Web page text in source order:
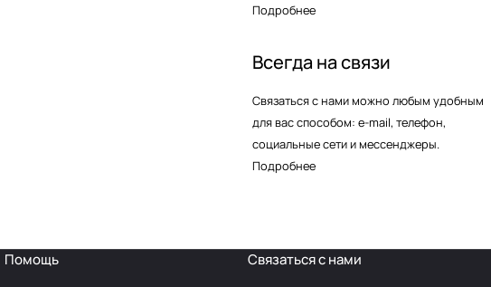
Подробнее
Всегда на связи
Связаться с нами можно любым удобным
для вас способом: e-mail, телефон,
социальные сети и мессенджеры.
Подробнее
Помощь Связаться с нами